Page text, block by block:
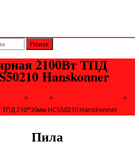
2100Вт ТПД
Hanskonner
> >
>
210*30мм HCS50210 Hanskonner
Пила